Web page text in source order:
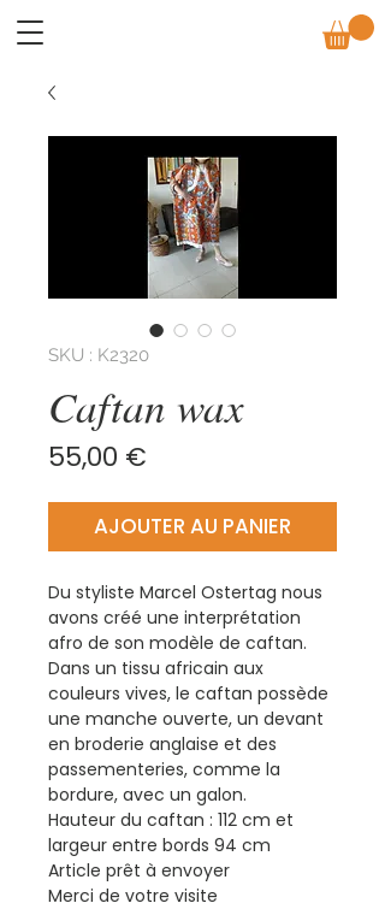
SKU : K2320
Caftan wax
55,00 €
AJOUTER AU PANIER
Du styliste Marcel Ostertag nous
avons créé une interprétation
afro de son modèle de caftan.
Dans un tissu africain aux
couleurs vives, le caftan possède
une manche ouverte, un devant
en broderie anglaise et des
passementeries, comme la
bordure, avec un galon.
Hauteur du caftan : 112 cm et
largeur entre bords 94 cm
Article prêt à envoyer
Merci de votre visite